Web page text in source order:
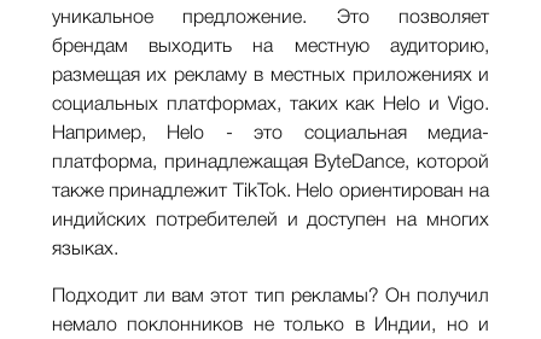
уникальное предложение. Это позволяет
брендам выходить на местную аудиторию,
размещая их рекламу в местных приложениях и
социальных платформах, таких как Helo и Vigo.
Например, Helo - это социальная медиа-
платформа, принадлежащая ByteDance, которой
также принадлежит TikTok. Helo ориентирован на
индийских потребителей и доступен на многих
языках.
Подходит ли вам этот тип рекламы? Он получил
немало поклонников не только в Индии, но и